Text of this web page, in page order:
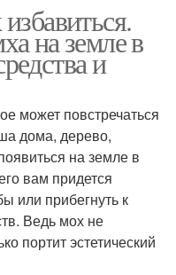
на земле в
и
может повстречаться
дома, дерево,
на земле в
вам придется
или прибегнуть к
Ведь мох не
портит эстетический